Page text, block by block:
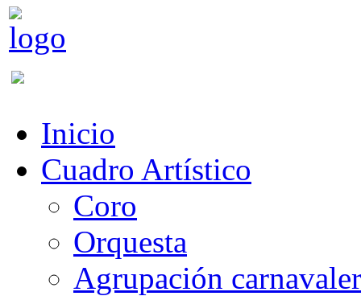
Inicio
Cuadro Artístico
Coro
Orquesta
Agrupación